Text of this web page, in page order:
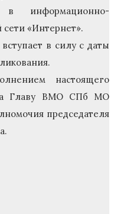
«Интернет».
в силу с даты
настоящего
Главу ВМО СПб МО
председателя